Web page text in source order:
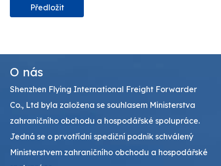
Předložit
O nás
Shenzhen Flying International Freight Forwarder
Co., Ltd byla založena se souhlasem Ministerstva
zahraničního obchodu a hospodářské spolupráce.
Jedná se o prvotřídní spediční podnik schválený
Ministerstvem zahraničního obchodu a hospodářské